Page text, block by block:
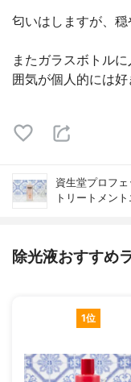
匂いはしますが、穏
またガラスボトル
囲気が個人的には
資生堂プロフェ
トリートメン
除光液おすすめ
1位